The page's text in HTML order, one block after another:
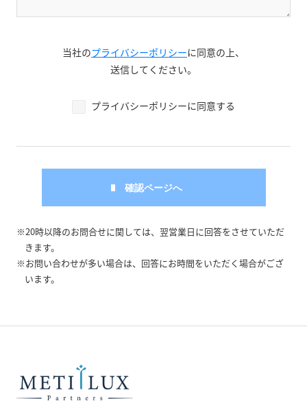
当社のプライバシーポリシーに同意の上、
送信してください。
プライバシーポリシーに同意する
※20時以降のお問合せに関しては、翌営業日に回答をさせていただ
きます。
※お問い合わせが多い場合は、回答にお時間をいただく場合がござ
います。